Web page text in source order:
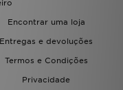
Encontrar uma loja
Entregas e devoluções
Termos e Condições
Privacidade